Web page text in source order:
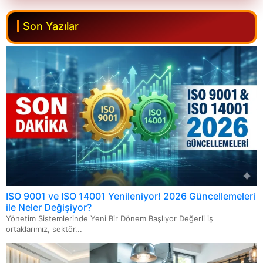
ISO 22000 Gıda Güvenliği Yönetim Sistemi
ISO 27001 Bilgi Güvenliği Yönetim Sistemi
ISO 27701 Kişisel Veri Yönetim Sistemi Belgesi
ISO/IEC 42001 Yapay Zeka Yönetim Sistemi
ISO 50001 Enerji Yönetim Sistemi
ISO 13485 Tıbbı Cihazlar Kalite Yönetim Sistemi
ISO 22301 İş Sürekliliği Yönetim Sistemi
ISO 31000 Kurumsal Risk Yönetim Sistemi
GMP Belgesi
GLP Belgesi
GHP Belgesi
GAP Belgesi
AS9100 Belgesi
AQAP Belgesi
Güvenli Üretim Belgesi
FCC Belgesi
Makine CE Belgesi
Kişisel Koruyucu Donanım CE Belgesi
Oyuncak CE Belgesi
Tekne ve Deniz Motoru CE Belgesi
Tıbbi Cihaz CE Belgesi
Yapı Malzemeleri CE Belgesi
Asansör CE Belgesi
Basınçlı Kaplar CE Belgesi
Elektrikli Ev Aletleri ve Elektronik Cihazlar CE Belgesi
ISO 22000 Gıda Güvenliği Yönetim Sistemi
HACCP Belgesi
Helal Belgesi
FSSC 22000 Belgesi
BRC Belgesi
IFS Belgesi
Organik Tarım Sertifikası
İyi Tarım Uygulamaları Sertifikası
Kosher Belgesi
Son Yazılar
ISO 9001 ve ISO 14001 Yenileniyor! 2026 Güncellemeleri
ile Neler Değişiyor?
Yönetim Sistemlerinde Yeni Bir Dönem Başlıyor Değerli iş
ortaklarımız, sektör...